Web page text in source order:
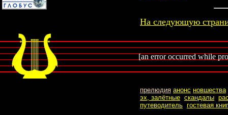
На следующую
[an error occurred while
прелюдия анонс новшества
эх, залётные скандалы
путеводитель гостевая